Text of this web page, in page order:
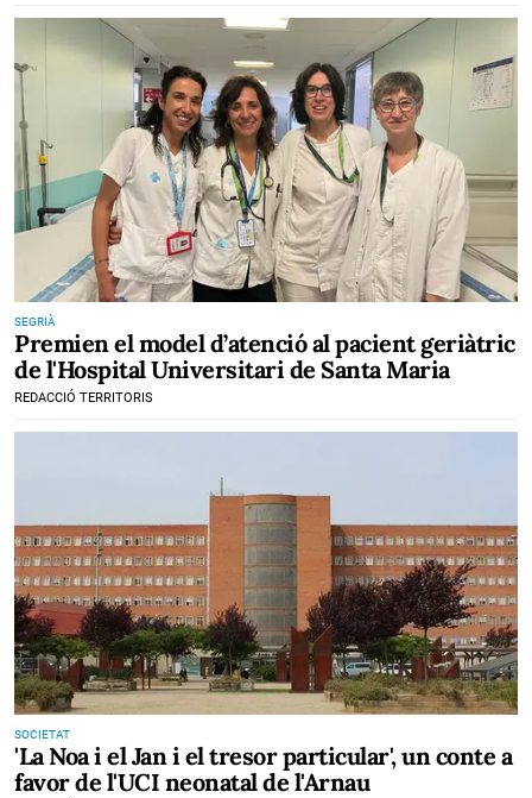
SEGRIÀ
Premien el model d’atenció al pacient geriàtric
de l'Hospital Universitari de Santa Maria
REDACCIÓ TERRITORIS
SOCIETAT
'La Noa i el Jan i el tresor particular', un conte a
favor de l'UCI neonatal de l'Arnau